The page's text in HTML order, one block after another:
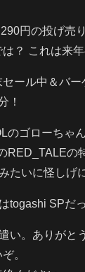
円の投げ売
？ これは来
ール中＆バ
！
のゴローちゃ
RED_TALEの
たいに怪しげ
togashi SPだ
い。ありがと
。